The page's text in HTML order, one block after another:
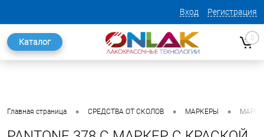
Вход Регистрация
Каталог 0
Главная страница • СРЕДСТВА ОТ СКОЛОВ • МАРКЕРЫ •